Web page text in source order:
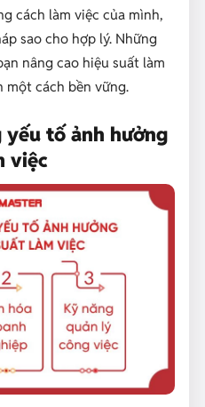
cách làm việc của mình,
sao cho hợp lý. Những
nâng cao hiệu suất làm
một cách bền vững.
yếu tố ảnh hưởng
việc